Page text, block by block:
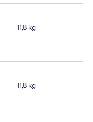
11,8 kg
11,8 kg